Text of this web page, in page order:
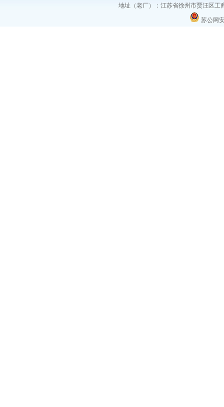
地址（老厂）：江苏省徐州市贾汪区
苏公网